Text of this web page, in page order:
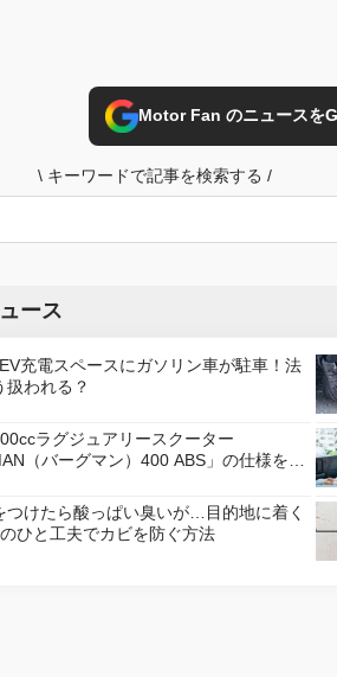
Motor Fan のニュースを
\ キーワードで記事を検索する /
ース
充電スペースにガソリン車が駐車！法
扱われる？
ラグジュアリースクーター
（バーグマン）400 ABS」の仕様を変
日に発売
つけたら酸っぱい臭いが…目的地に着く
のひと工夫でカビを防ぐ方法